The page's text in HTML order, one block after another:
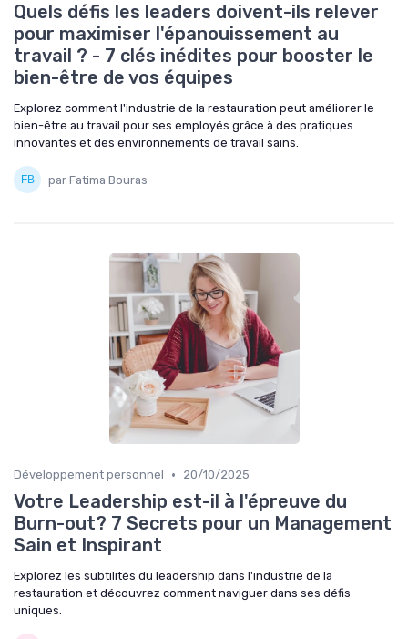
Quels défis les leaders doivent-ils relever
pour maximiser l'épanouissement au
travail ? - 7 clés inédites pour booster le
bien-être de vos équipes
Explorez comment l'industrie de la restauration peut améliorer le
bien-être au travail pour ses employés grâce à des pratiques
innovantes et des environnements de travail sains.
par Fatima Bouras
Développement personnel • 20/10/2025
Votre Leadership est-il à l'épreuve du
Burn-out? 7 Secrets pour un Management
Sain et Inspirant
Explorez les subtilités du leadership dans l'industrie de la
restauration et découvrez comment naviguer dans ses défis
uniques.